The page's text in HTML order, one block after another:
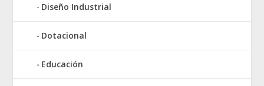
Diseño Industrial
Dotacional
Educación